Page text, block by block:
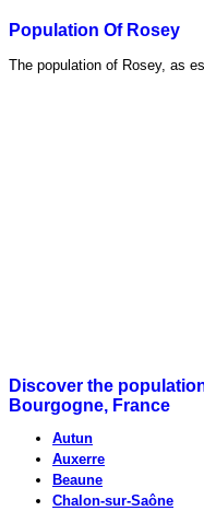
Population Of Rosey
The population of Rosey, as
Discover the
Bourgogne, France
Autun
Auxerre
Beaune
Chalon-sur-Saône